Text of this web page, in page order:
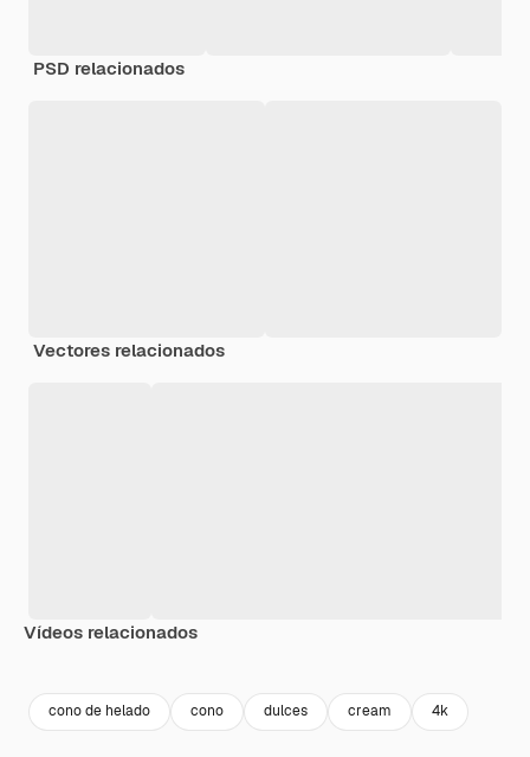
PSD relacionados
Vectores relacionados
Vídeos relacionados
cono de helado cono dulces cream 4k